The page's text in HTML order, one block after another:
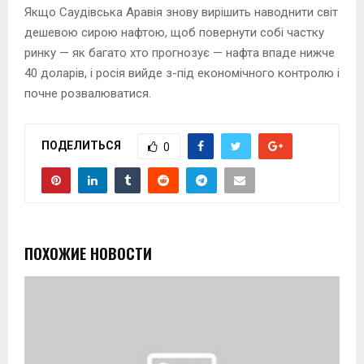
Якщо Саудівська Аравія знову вирішить наводнити світ
дешевою сирою нафтою, щоб повернути собі частку
ринку — як багато хто прогнозує — нафта впаде нижче
40 доларів, і росія вийде з-під економічного контролю і
почне розвалюватися.
ПОДЕЛИТЬСЯ 0
ПОХОЖИЕ НОВОСТИ